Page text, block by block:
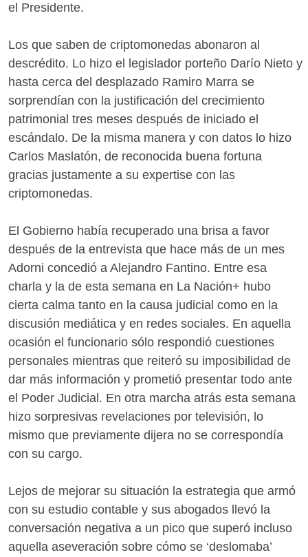
el Presidente.
Los que saben de criptomonedas abonaron al
descrédito. Lo hizo el legislador porteño Darío Nieto y
hasta cerca del desplazado Ramiro Marra se
sorprendían con la justificación del crecimiento
patrimonial tres meses después de iniciado el
escándalo. De la misma manera y con datos lo hizo
Carlos Maslatón, de reconocida buena fortuna
gracias justamente a su expertise con las
criptomonedas.
El Gobierno había recuperado una brisa a favor
después de la entrevista que hace más de un mes
Adorni concedió a Alejandro Fantino. Entre esa
charla y la de esta semana en La Nación+ hubo
cierta calma tanto en la causa judicial como en la
discusión mediática y en redes sociales. En aquella
ocasión el funcionario sólo respondió cuestiones
personales mientras que reiteró su imposibilidad de
dar más información y prometió presentar todo ante
el Poder Judicial. En otra marcha atrás esta semana
hizo sorpresivas revelaciones por televisión, lo
mismo que previamente dijera no se correspondía
con su cargo.
Lejos de mejorar su situación la estrategia que armó
con su estudio contable y sus abogados llevó la
conversación negativa a un pico que superó incluso
aquella aseveración sobre cómo se ‘deslomaba’